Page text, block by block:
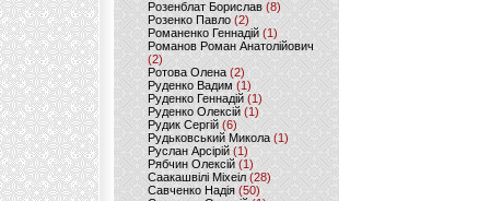
Розенблат Борислав (8)
Розенко Павло (2)
Романенко Геннадій (1)
Романов Роман Анатолійович
(2)
Ротова Олена(2)
Руденко Вадим (1)
Руденко Геннадій (1)
Руденко Олексій(1)
Рудик Сергій(6)
Рудьковський Микола (1)
Руслан Арсірій(1)
Рябчин Олексій (1)
Саакашвілі Міхеіл(28)
Савченко Надія (50)